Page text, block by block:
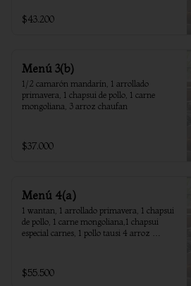
$43.200
Menú 3(b)
1/2 camarón mandarín, 1 arrollado
primavera, 1 chapsui de pollo, 1 carne
mongoliana, 3 arroz chaufan
$37.000
Menú 4(a)
1 wantan, 1 arrollado primavera, 1 chapsui
de pollo, 1 carne mongoliana,1 chapsui
especial carnes, 1 pollo tausi 4 arroz
$55.500